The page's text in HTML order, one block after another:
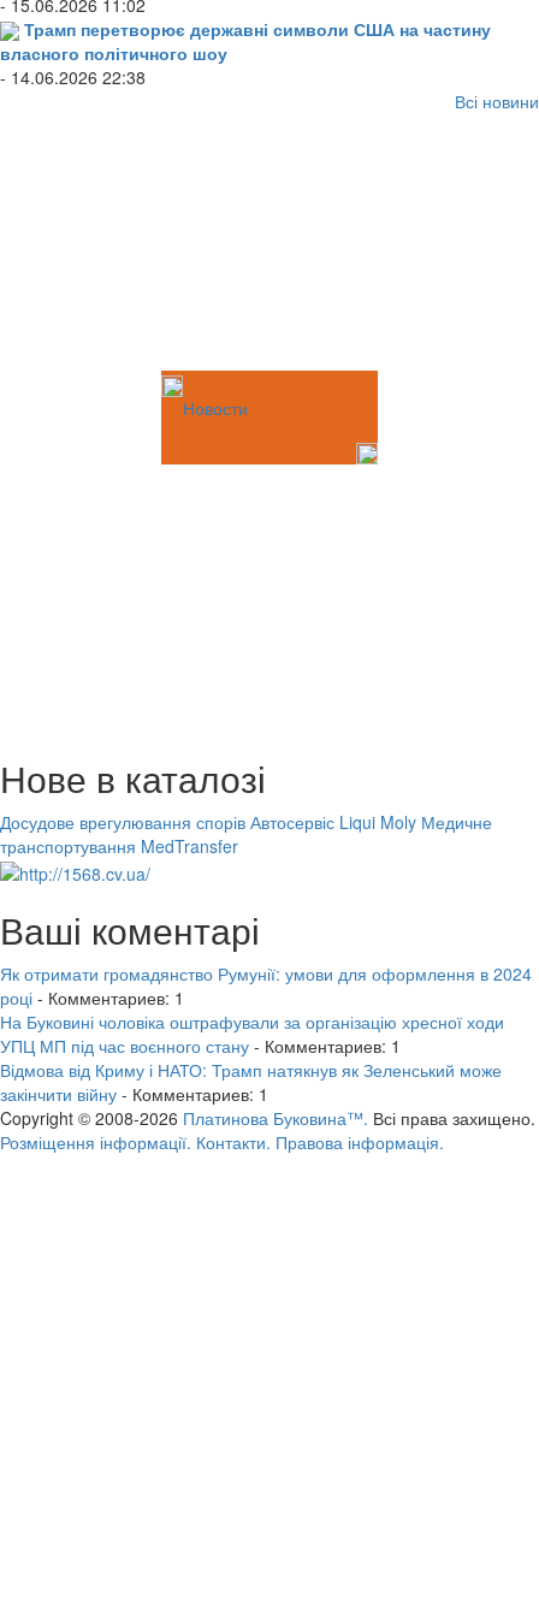
Трамп перетворює державні символи США на частину
власного політичного шоу
- 14.06.2026 22:38
Всі новини
Новости
Нове в каталозі
Досудове врегулювання спорів Автосервіс Liqui Moly Медичне
транспортування MedTransfer
Ваші коментарі
Як отримати громадянство Румунії: умови для оформлення в 2024
році - Комментариев: 1
На Буковині чоловіка оштрафували за організацію хресної ходи
УПЦ МП під час воєнного стану - Комментариев: 1
Відмова від Криму і НАТО: Трамп натякнув як Зеленський може
закінчити війну - Комментариев: 1
Copyright © 2008-2026 Платинова Буковина™. Всі права захищено.
Розміщення інформації. Контакти. Правова інформація.